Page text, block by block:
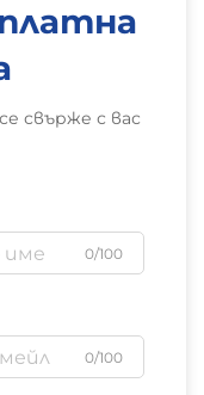
свърже с вас
0/100
0/100